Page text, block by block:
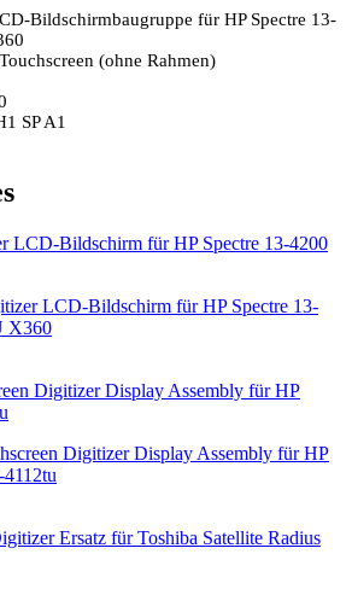
Bildschirmbaugruppe für HP Spectre 13-
(ohne Rahmen)
SP A1
LCD-Bildschirm für HP Spectre 13-
X360
Digitizer Display Assembly für HP